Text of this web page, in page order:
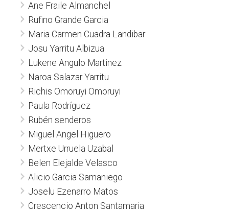
Ane Fraile Almanchel
Rufino Grande Garcia
Maria Carmen Cuadra Landibar
Josu Yarritu Albizua
Lukene Angulo Martinez
Naroa Salazar Yarritu
Richis Omoruyi Omoruyi
Paula Rodríguez
Rubén senderos
Miguel Angel Higuero
Mertxe Urruela Uzabal
Belen Elejalde Velasco
Alicio Garcia Samaniego
Joselu Ezenarro Matos
Crescencio Anton Santamaria